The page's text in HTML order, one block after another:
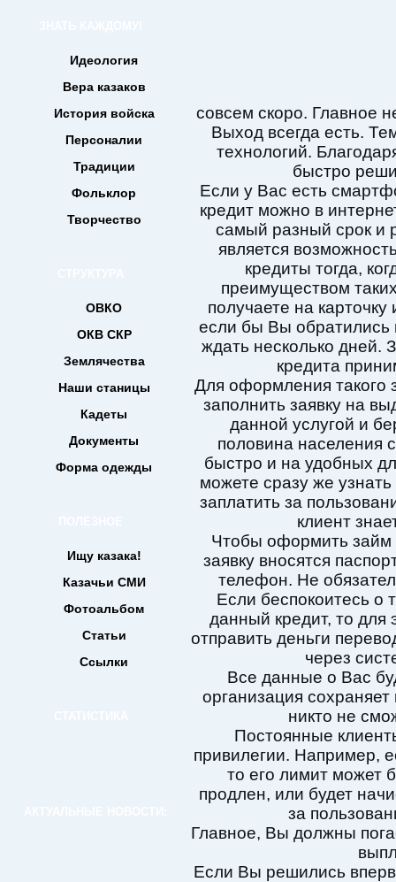
Идеология
Вера казаков
История войска
Персоналии
Традиции
Фольклор
Творчество
ОВКО
ОКВ СКР
Землячества
Наши станицы
Кадеты
Документы
Форма одежды
Ищу казака!
Казачьи СМИ
Фотоальбом
Статьи
Ссылки
совсем скоро. Главное
Выход всегда есть.
технологий.
быстро
Если у Вас есть
кредит можно в
самый разный срок и
является
кредиты тогда,
преимуществом
получаете на
если бы Вы обратились
ждать несколько дней.
кредита
Для оформления такого
заполнить заявку на
данной услугой и
половина населения
быстро и на удобных
можете сразу же
заплатить за
клиент
Чтобы оформить займ
заявку вносятся
телефон. Не
Если беспокоитесь о
данный кредит, то для
отправить деньги
через
Все данные о Вас
организация
никто не
Постоянные
привилегии. Например,
то его лимит может
продлен, или будет
за
Главное, Вы должны
Если Вы решились